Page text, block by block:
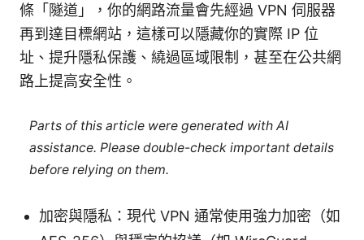
條「隧道」，你的網路流量會先經過 VPN 伺服器
再到達目標網站，這樣可以隱藏你的實際 IP 位
址、提升隱私保護、繞過區域限制，甚至在公共網
路上提高安全性。
Parts of this article were generated with AI
assistance. Please double-check important details
before relying on them.
加密與隱私：現代 VPN 通常使用強力加密（如